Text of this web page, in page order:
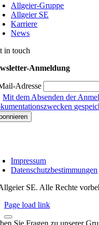
Allgeier-Gruppe
Allgeier SE
Karriere
News
in touch
Anmeldung
Adresse
Mit dem Absenden der
Impressum
Datenschutzbestimmungen
SE. Alle Rechte
Page load link
Sie Fragen zu unserer